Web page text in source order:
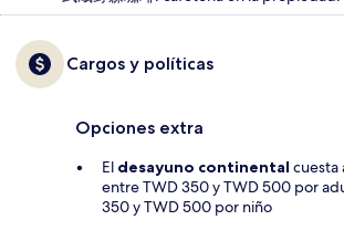
Cargos y políticas
Opciones extra
El desayuno continental cuesta
entre TWD 350 y TWD 500 por
350 y TWD 500 por niño